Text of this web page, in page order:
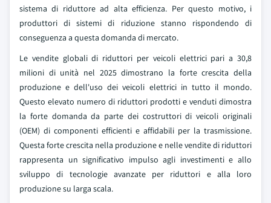
sistema di riduttore ad alta efficienza. Per questo motivo, i
produttori di sistemi di riduzione stanno rispondendo di
conseguenza a questa domanda di mercato.
Le vendite globali di riduttori per veicoli elettrici pari a 30,8
milioni di unità nel 2025 dimostrano la forte crescita della
produzione e dell'uso dei veicoli elettrici in tutto il mondo.
Questo elevato numero di riduttori prodotti e venduti dimostra
la forte domanda da parte dei costruttori di veicoli originali
(OEM) di componenti efficienti e affidabili per la trasmissione.
Questa forte crescita nella produzione e nelle vendite di riduttori
rappresenta un significativo impulso agli investimenti e allo
sviluppo di tecnologie avanzate per riduttori e alla loro
produzione su larga scala.